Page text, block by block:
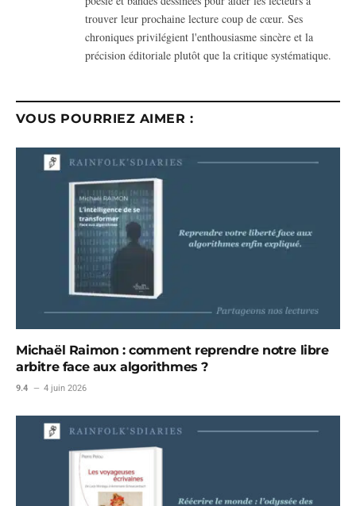
trouver leur prochaine lecture coup de cœur. Ses
chroniques privilégient l'enthousiasme sincère et la
précision éditoriale plutôt que la critique systématique.
VOUS POURRIEZ AIMER :
Michaël Raimon : comment reprendre notre libre
arbitre face aux algorithmes ?
9.4 4 juin 2026